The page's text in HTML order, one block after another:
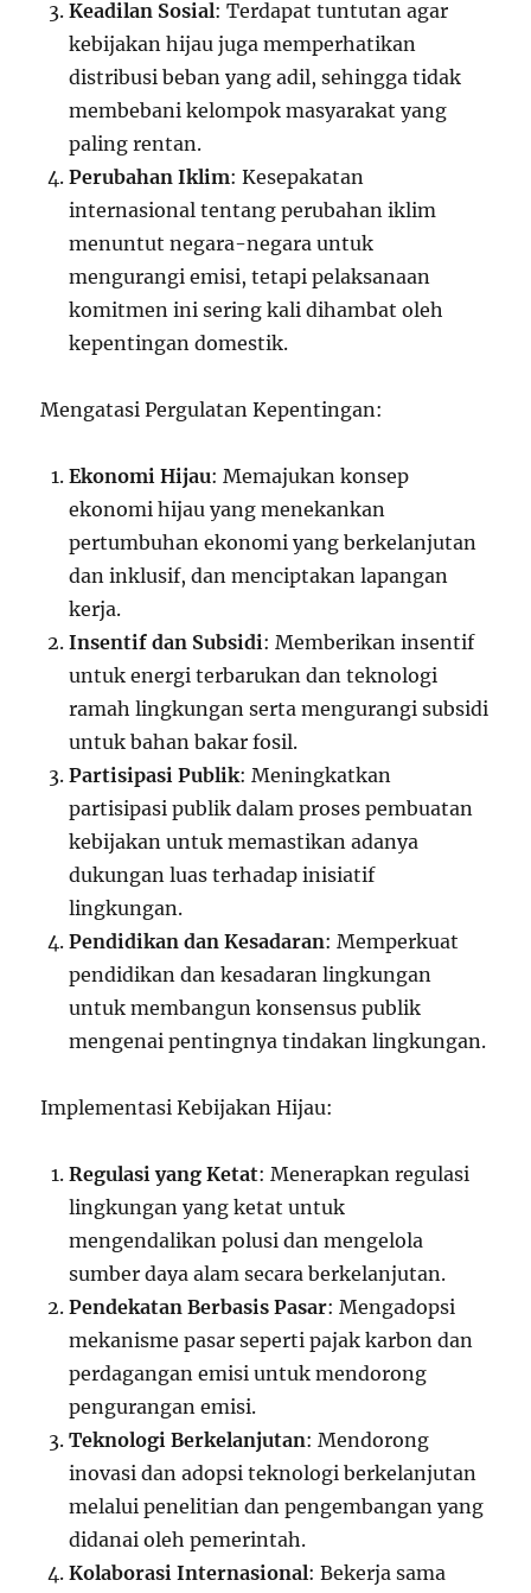
Keadilan Sosial: Terdapat tuntutan agar
kebijakan hijau juga memperhatikan
distribusi beban yang adil, sehingga tidak
membebani kelompok masyarakat yang
paling rentan.
Perubahan Iklim: Kesepakatan
internasional tentang perubahan iklim
menuntut negara-negara untuk
mengurangi emisi, tetapi pelaksanaan
komitmen ini sering kali dihambat oleh
kepentingan domestik.
Mengatasi Pergulatan Kepentingan:
Ekonomi Hijau: Memajukan konsep
ekonomi hijau yang menekankan
pertumbuhan ekonomi yang berkelanjutan
dan inklusif, dan menciptakan lapangan
kerja.
Insentif dan Subsidi: Memberikan insentif
untuk energi terbarukan dan teknologi
ramah lingkungan serta mengurangi subsidi
untuk bahan bakar fosil.
Partisipasi Publik: Meningkatkan
partisipasi publik dalam proses pembuatan
kebijakan untuk memastikan adanya
dukungan luas terhadap inisiatif
lingkungan.
Pendidikan dan Kesadaran: Memperkuat
pendidikan dan kesadaran lingkungan
untuk membangun konsensus publik
mengenai pentingnya tindakan lingkungan.
Implementasi Kebijakan Hijau:
Regulasi yang Ketat: Menerapkan regulasi
lingkungan yang ketat untuk
mengendalikan polusi dan mengelola
sumber daya alam secara berkelanjutan.
Pendekatan Berbasis Pasar: Mengadopsi
mekanisme pasar seperti pajak karbon dan
perdagangan emisi untuk mendorong
pengurangan emisi.
Teknologi Berkelanjutan: Mendorong
inovasi dan adopsi teknologi berkelanjutan
melalui penelitian dan pengembangan yang
didanai oleh pemerintah.
Kolaborasi Internasional: Bekerja sama